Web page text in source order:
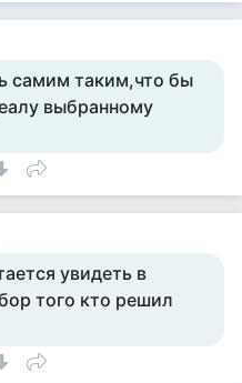
самим таким,что бы
выбранному
увидеть в
того кто решил